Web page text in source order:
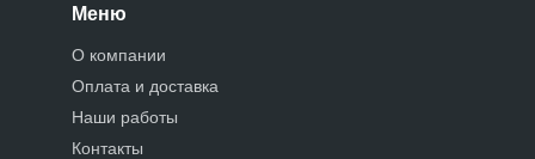
Меню
О компании
Оплата и доставка
Наши работы
Контакты